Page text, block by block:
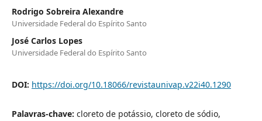
Rodrigo Sobreira Alexandre
Universidade Federal do Espírito Santo
José Carlos Lopes
Universidade Federal do Espírito Santo
DOI: https://doi.org/10.18066/revistaunivap.v22i40.1290
Palavras-chave: cloreto de potássio, cloreto de sódio,